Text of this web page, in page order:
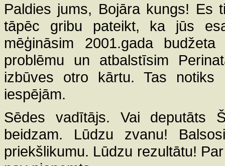
Paldies jums, Bojāra kungs! Es
tāpēc gribu pateikt, ka jūs
mēģināsim 2001.gada
problēmu un atbalstīsim
izbūves otro kārtu. Tas notiks
iespējām.
Sēdes vadītājs. Vai deputāts
beidzam. Lūdzu zvanu!
priekšlikumu. Lūdzu rezultātu!